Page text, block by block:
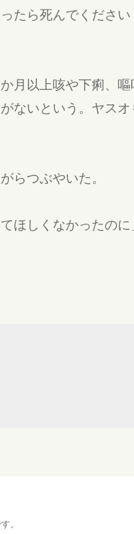
たら死んでくださ
以上咳や下痢、嘔
ないという。ヤス
らつぶやいた。
ほしくなかったのに
。